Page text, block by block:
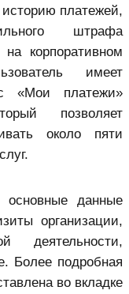
платежей,
штрафа
корпоративном
имеет
«Мои платежи»
позволяет
около пяти
основные данные
организации,
деятельности,
Более подробная
во вкладке